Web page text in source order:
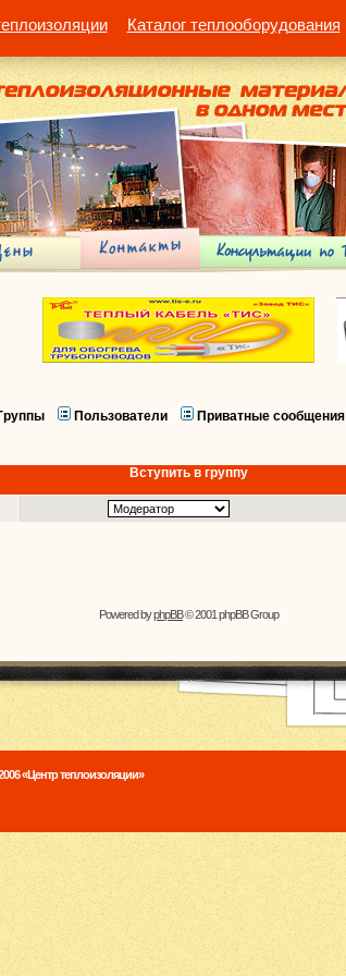
Каталог теплооборудования
Пользователи Приватные сообщения
Вступить в группу
Powered byphpBB© 2001 phpBB Group
«Центр теплоизоляции»